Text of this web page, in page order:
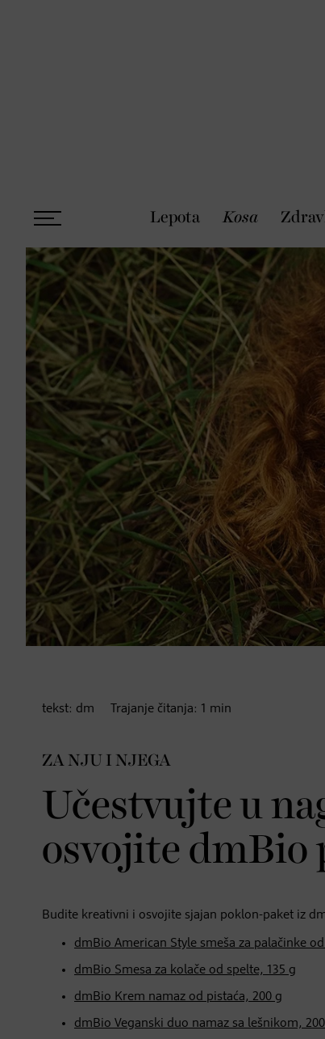
Lepota Kosa
tekst: dm Trajanje čitanja: 1 min
ZA NJU I NJEGA
Učestvujte u
osvojite dmBio
Budite kreativni i osvojite sjajan poklon-paket iz
dmBio American Style smeša za palačinke
dmBio Smesa za kolače od spelte, 135 g
dmBio Krem namaz od pistaća, 200 g
dmBio Veganski duo namaz sa lešnikom,